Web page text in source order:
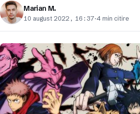
Marian M.
10 august 2022, 16:37·4 min citire